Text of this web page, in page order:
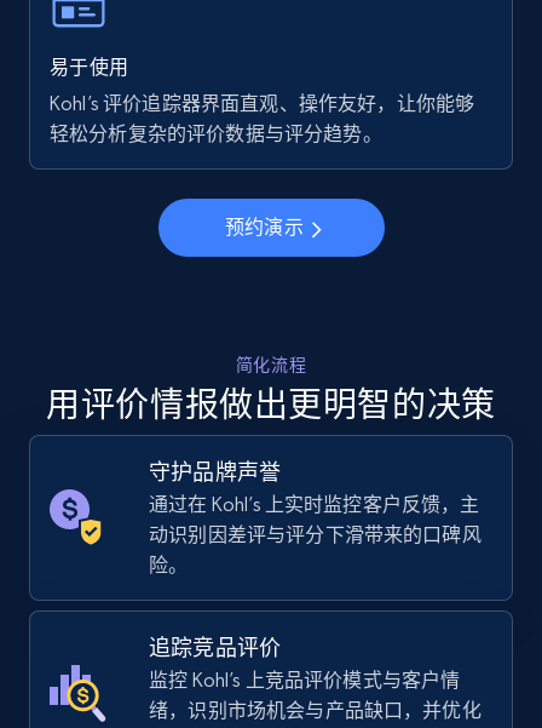
Walmart - products - Find new products by
using specific category URL
URL, Final price, Sku, Currency, Gtin,
Specifications, Image urls, Top reviews, and
Walmart - products - Collects products by
specific keywords
URL, Final price, Sku, Currency, Gtin,
Specifications, Image urls, Top reviews, and
more.
5.6K+ 875+ 立即开始
Walmart - products - Discover products by
易于使用
Kohl’s 评价追踪器界面直观、操作友好，让你能够
轻松分析复杂的评价数据与评分趋势。
预约演示
简化流程
用评价情报做出更明智的决策
守护品牌声誉
通过在 Kohl’s 上实时监控客户反馈，主
动识别因差评与评分下滑带来的口碑风
险。
追踪竞品评价
监控 Kohl’s 上竞品评价模式与客户情
绪，识别市场机会与产品缺口，并优化